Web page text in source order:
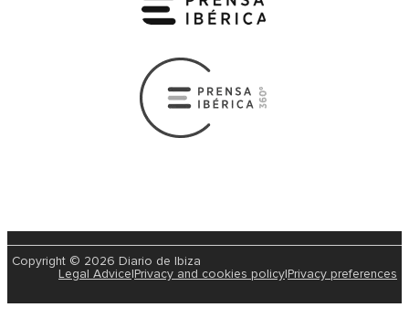
Copyright © 2026 Diario de Ibiza
Legal Advice Privacy and cookies policy Privacy preferences